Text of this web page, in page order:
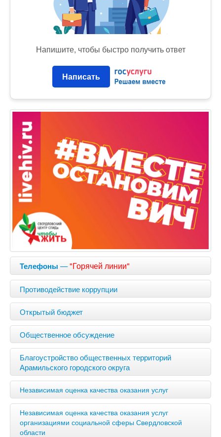
Напишите, чтобы быстро получить ответ
Написать
Телефоны —"Горячей линии"
Противодействие коррупции
Открытый бюджет
Общественное обсуждение
Благоустройство общественных территорий
Арамильского городского округа
Независимая оценка качества оказания услуг
Независимая оценка качества оказания услуг
организациями социальной сферы Свердловской
области